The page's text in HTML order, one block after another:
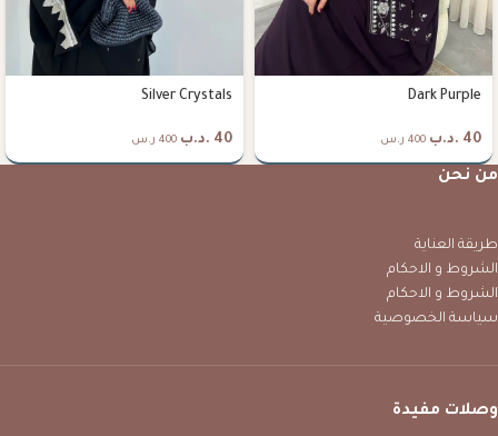
Dark Purple
40 .د.ب 400 ر.س
Silver Crystals
40 .د.ب 400 ر.س
من نحن
طريقة العناية
الشروط و الاحكام
الشروط و الاحكام
سياسة الخصوصية
وصلات مفيدة